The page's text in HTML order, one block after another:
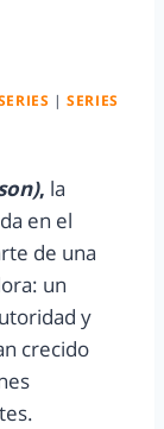
|SERIES
, la
en el
de una
un
y
crecido